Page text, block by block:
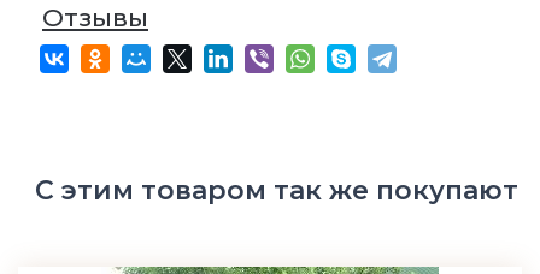
Отзывы
С этим товаром так же покупают